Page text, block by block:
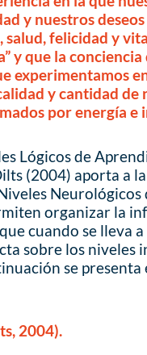
y nuestros
salud, felicidad y
y que la conciencia
experimentamos
y cantidad de
por energía e
Lógicos de
(2004) aporta a la
Neurológicos
organizar la
cuando se lleva
sobre los niveles
se presenta
2004).